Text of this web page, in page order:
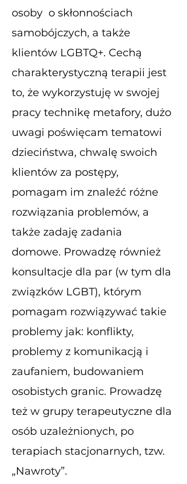
osoby o skłonnościach
samobójczych, a także
klientów LGBTQ+. Cechą
charakterystyczną terapii jest
to, że wykorzystuję w swojej
pracy technikę metafory, dużo
uwagi poświęcam tematowi
dzieciństwa, chwalę swoich
klientów za postępy,
pomagam im znaleźć różne
rozwiązania problemów, a
także zadaję zadania
domowe. Prowadzę również
konsultacje dla par (w tym dla
związków LGBT), którym
pomagam rozwiązywać takie
problemy jak: konflikty,
problemy z komunikacją i
zaufaniem, budowaniem
osobistych granic. Prowadzę
też w grupy terapeutyczne dla
osób uzależnionych, po
terapiach stacjonarnych, tzw.
„Nawroty”.